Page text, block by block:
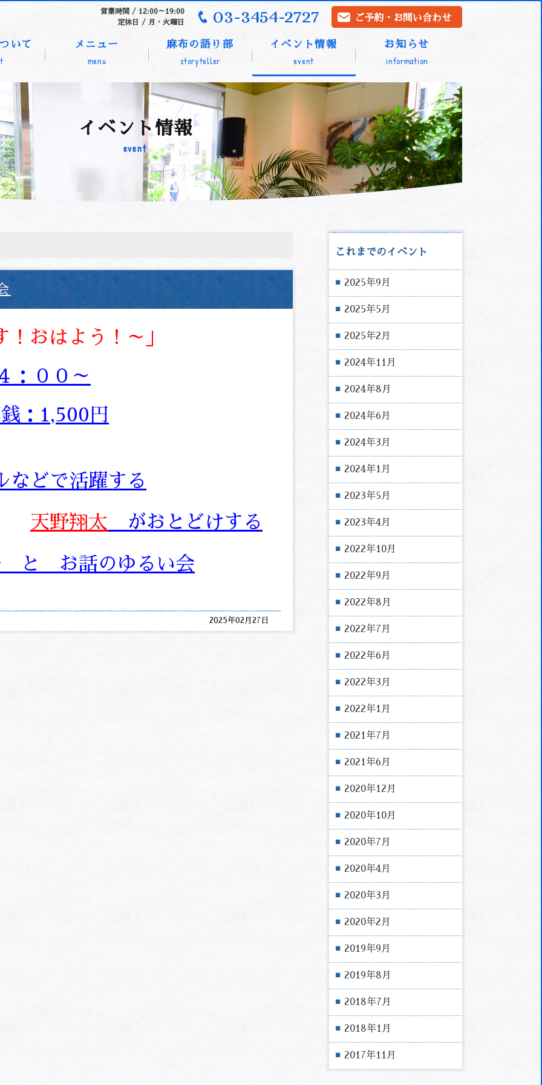
ご予約・お問い合わせ
03-3454-2727
営業時間 / 12:00～19:00
定休日 / 月・火曜日
いて メニュー
menu
麻布の語り部
storyteller
イベント情報
event
お知らせ
information
イベント情報
event
おはよう！～」
：００～
：1,500円
などで活躍する
天野翔太 がおとどけする
と お話のゆるい会
2025年02月27日
これまでのイベント
2025年9月
2025年5月
2025年2月
2024年11月
2024年8月
2024年6月
2024年3月
2024年1月
2023年5月
2023年4月
2022年10月
2022年9月
2022年8月
2022年7月
2022年6月
2022年3月
2022年1月
2021年7月
2021年6月
2020年12月
2020年10月
2020年7月
2020年4月
2020年3月
2020年2月
2019年9月
2019年8月
2018年7月
2018年1月
2017年11月